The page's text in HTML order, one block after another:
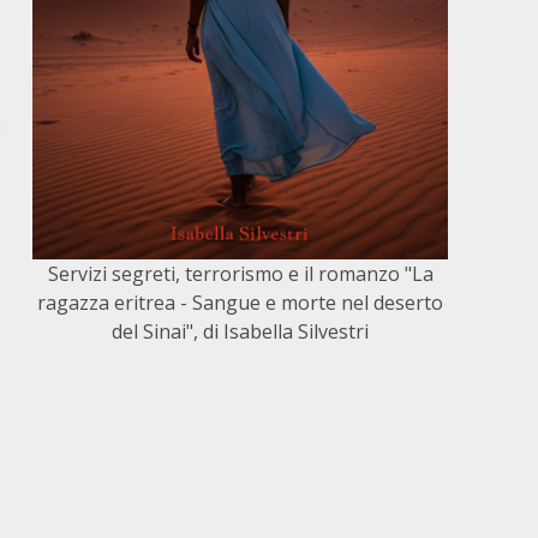
Servizi segreti, terrorismo e il romanzo "La
ragazza eritrea - Sangue e morte nel deserto
del Sinai", di Isabella Silvestri